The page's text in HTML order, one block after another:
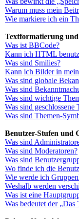
Warum muss mein
Wie markiere ich ein
Textformatierung
Was ist BBCode?
Kann ich HTML
Was sind Smilies?
Kann ich Bilder in
Was sind globale
Was sind
Was sind wichtige
Was sind geschlossene
Was sind Themen-
Benutzer-Stufen und
Was sind
Was sind Moderatoren?
Was sind
Wo finde ich die
Wie werde ich
Weshalb werden
Was ist eine
Was bedeutet der